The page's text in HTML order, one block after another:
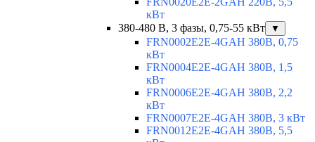
кВт
380-480 В, 3 фазы, 0,75-55 кВт
▼
FRN0002E2E-4GAH 380В, 0,75
кВт
FRN0004E2E-4GAH 380В, 1,5
кВт
FRN0006E2E-4GAH 380В, 2,2
кВт
FRN0007E2E-4GAH 380В, 3 кВт
FRN0012E2E-4GAH 380В, 5,5